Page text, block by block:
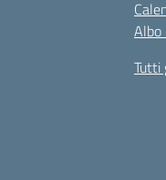
Albo
Tutti